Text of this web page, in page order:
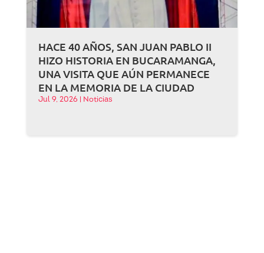
HACE 40 AÑOS, SAN JUAN PABLO II
HIZO HISTORIA EN BUCARAMANGA,
UNA VISITA QUE AÚN PERMANECE
EN LA MEMORIA DE LA CIUDAD
Jul 9, 2026 Noticias